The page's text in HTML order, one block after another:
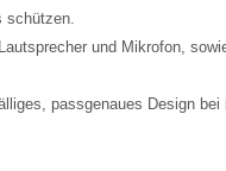
schützen.
und Mikrofon,
passgenaues Design